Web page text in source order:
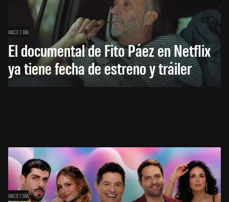
HACE 1 DÍA
El documental de Fito Páez en Netflix
ya tiene fecha de estreno y tráiler
HACE 1 DÍA